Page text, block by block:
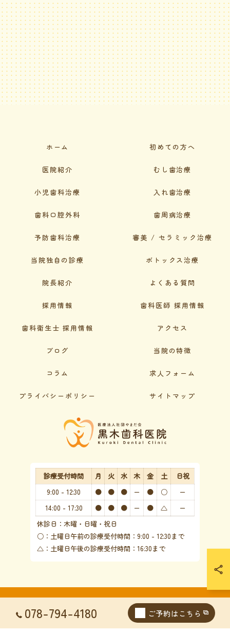
078-794-4180 ご予約はこちら
ホーム 初めての方へ
医院紹介 むし歯治療
小児歯科治療 入れ歯治療
歯科口腔外科 歯周病治療
予防歯科治療 審美 / セラミック治療
当院独自の診療 ボトックス治療
院長紹介 よくある質問
採用情報 歯科医師 採用情報
歯科衛生士 採用情報 アクセス
ブログ 当院の特徴
コラム 求人フォーム
プライバシーポリシー サイトマップ
診療受付時間 月 火 水 木 金 土
日祝
9:00 - 12:30
● ● ● ー ● ○
ー
14:00 - 17:30
● ● ● ー ● △
ー
休診日：木曜・日曜・祝日
○：土曜日午前の診療受付時間：9:00 - 12:30まで
△：土曜日午後の診療受付時間：16:30まで
© 2026 兵庫県神戸市西区の歯医者なら医療法人社団やまだ会 黒木歯科医院 ALL
RIGHTS RESERVED.